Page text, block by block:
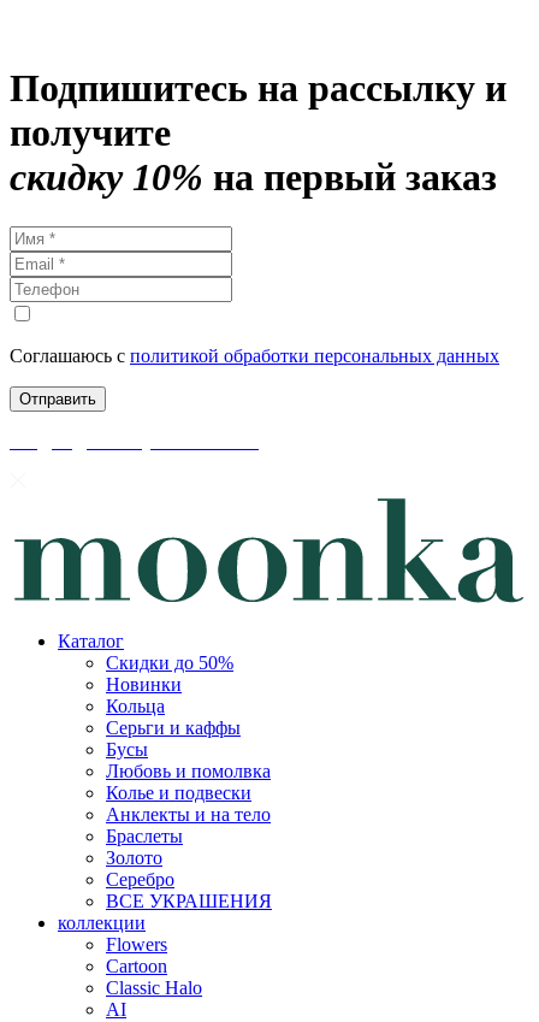
Подпишитесь на рассылку и
получите
скидку 10% на первый заказ
Соглашаюсь с политикой обработки персональных данных
Каталог
Скидки до 50%
Новинки
Кольца
Серьги и каффы
Бусы
Любовь и помолвка
Колье и подвески
Анклекты и на тело
Браслеты
Золото
Серебро
ВСЕ УКРАШЕНИЯ
коллекции
Flowers
Cartoon
Classic Halo
AI